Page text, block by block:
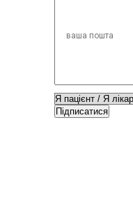
Підписатися